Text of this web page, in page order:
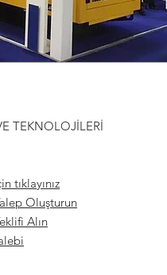
TEKNOLOJİLERİ
tıklayınız
Oluşturun
Alın